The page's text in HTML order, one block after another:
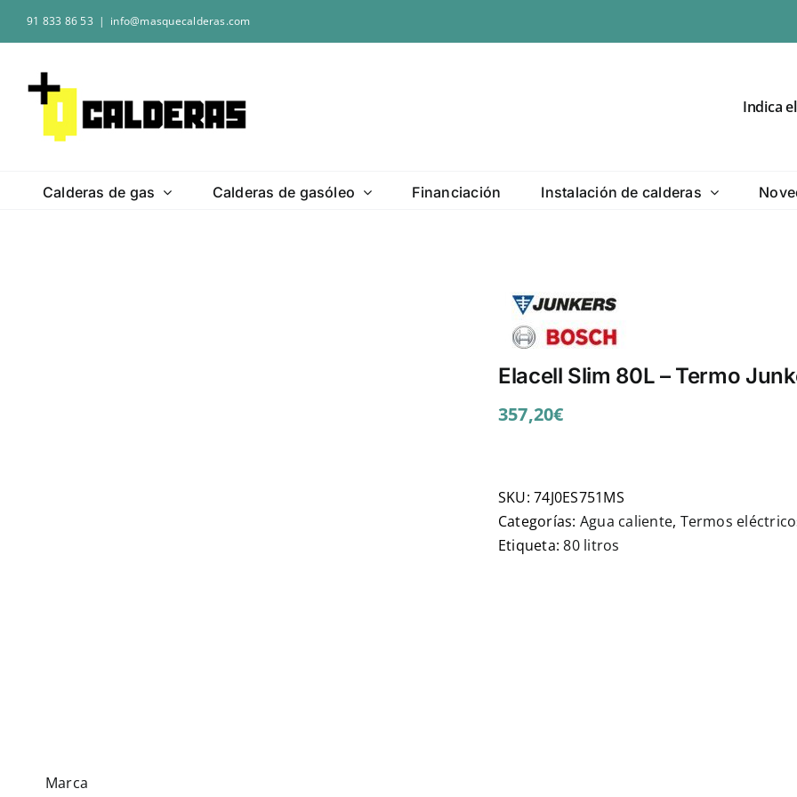
91 833 86 53 | info@masquecalderas.com
Indica
Calderas de gas Calderas de gasóleo Financiación Instalación de calderas
Elacell Slim 80L – Termo
357,20€
SKU:74J0ES751MS
Categorías: Agua caliente, Termos
Etiqueta:80 litros
Marca